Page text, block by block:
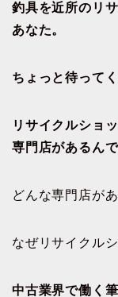
釣具を近所のリ
あなた。
ちょっと待って
リサイクルショ
専門店があるんで
どんな専門店が
なぜリサイクル
中古業界で働く